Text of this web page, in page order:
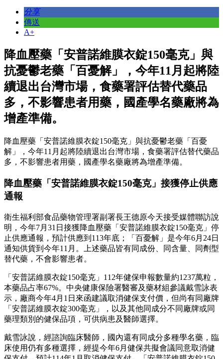
分享
傳送
A+
降血壓藥「安普諾維膜衣錠150毫克」與
抗憂鬱老藥「百憂解」，今年11月起將陸
續退出台灣市場，食藥署評估替代藥品
多，不影響患者用藥，國產學名藥廠將為
增產準備。
降血壓藥「安普諾維膜衣錠150毫克」與抗憂鬱老藥「百憂
解」，今年11月起將陸續退出台灣市場，食藥署評估替代藥品
多，不影響患者用藥，國產學名藥廠將為增產準備。
降血壓藥「安普諾維膜衣錠150毫克」接獲停止供應
通報
衛生福利部食品藥物管理署副署長王德原今天接受媒體聯訪說
明，今年7月31日接獲降血壓藥「安普諾維膜衣錠150毫克」停
止供應通報，預計供應到113年底；「百憂解」是今年6月24日
通知供貨到今年11月。上述藥品皆有同成份、同含量、同劑型
替代藥，不會影響患者。
「安普諾維膜衣錠150毫克」112年健保申報數量約1237萬粒，
本藥品占率67%。中央健康保險署醫審及藥材組參議戴雪詠表
示，廠商今年4月1日來函建議取消健保支付價，但尚有同廠牌
「安普諾維膜衣錠300毫克」，以及其他同成分不同廠牌或同
藥理類別的健保品項，可供病患及醫師選擇。
戴雪詠說，經諮詢臨床醫師，國內還有同成分多種學名藥，臨
床使用仍有多種選擇，經提今年6月健保共擬會議同意取消健